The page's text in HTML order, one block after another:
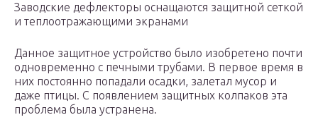
Заводские дефлекторы оснащаются защитной сеткой
и теплоотражающими экранами
Данное защитное устройство было изобретено почти
одновременно с печными трубами. В первое время в
них постоянно попадали осадки, залетал мусор и
даже птицы. С появлением защитных колпаков эта
проблема была устранена.